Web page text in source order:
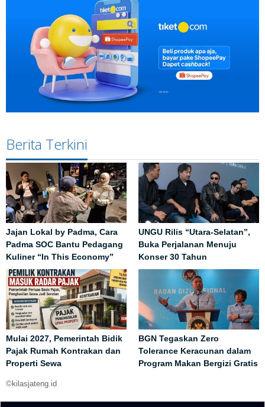
Berita Terkini
Jajan Lokal by Padma, Cara
Padma SOC Bantu Pedagang
Kuliner “In This Economy”
UNGU Rilis “Utara-Selatan”,
Buka Perjalanan Menuju
Konser 30 Tahun
Mulai 2027, Pemerintah Bidik
Pajak Rumah Kontrakan dan
Properti Sewa
BGN Tegaskan Zero
Tolerance Keracunan dalam
Program Makan Bergizi Gratis
©kilasjateng.id